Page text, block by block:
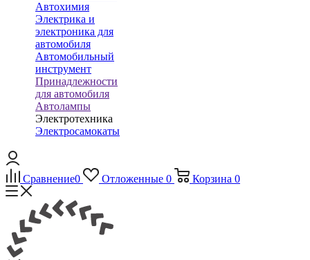
Автохимия
Электрика и
электроника для
автомобиля
Автомобильный
инструмент
Принадлежности
для автомобиля
Автолампы
Электротехника
Электросамокаты
Сравнение0 Отложенные 0 Корзина 0